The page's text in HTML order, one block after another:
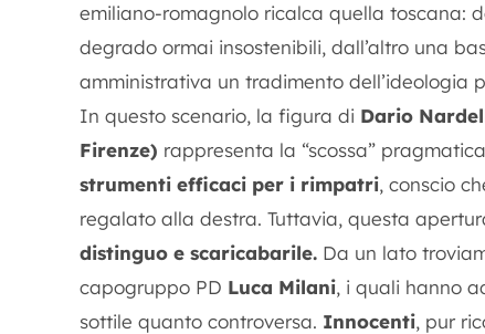
emiliano-romagnolo ricalca quella toscana:
degrado ormai insostenibili, dall’altro una
amministrativa un tradimento dell’ideologia
In questo scenario, la figura di Dario
Firenze) rappresenta la “scossa”
strumenti efficaci per i rimpatri, conscio
regalato alla destra. Tuttavia, questa
distinguo e scaricabarile. Da un lato
capogruppo PD Luca Milani, i quali hanno
sottile quanto controversa. Innocenti, pur